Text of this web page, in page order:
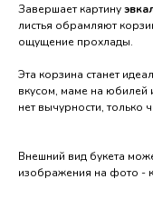
Завершает картину
листья обрамляют
ощущение прохлады.
Эта корзина станет
вкусом, маме на юбилей
нет вычурности, только
Внешний вид букета
изображения на фото -
Согласие на
ИП Валанчюс
ПОСМОТРЕТЬ
c 08:00